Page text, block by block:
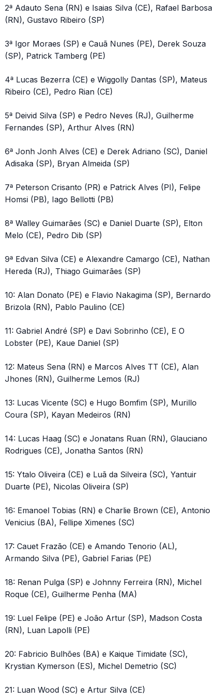
2ª Adauto Sena (RN) e Isaias Silva (CE), Rafael Barbosa
(RN), Gustavo Ribeiro (SP)
3ª Igor Moraes (SP) e Cauã Nunes (PE), Derek Souza
(SP), Patrick Tamberg (PE)
4ª Lucas Bezerra (CE) e Wiggolly Dantas (SP), Mateus
Ribeiro (CE), Pedro Rian (CE)
5ª Deivid Silva (SP) e Pedro Neves (RJ), Guilherme
Fernandes (SP), Arthur Alves (RN)
6ª Jonh Jonh Alves (CE) e Derek Adriano (SC), Daniel
Adisaka (SP), Bryan Almeida (SP)
7ª Peterson Crisanto (PR) e Patrick Alves (PI), Felipe
Homsi (PB), Iago Bellotti (PB)
8ª Walley Guimarães (SC) e Daniel Duarte (SP), Elton
Melo (CE), Pedro Dib (SP)
9ª Edvan Silva (CE) e Alexandre Camargo (CE), Nathan
Hereda (RJ), Thiago Guimarães (SP)
10: Alan Donato (PE) e Flavio Nakagima (SP), Bernardo
Brizola (RN), Pablo Paulino (CE)
11: Gabriel André (SP) e Davi Sobrinho (CE), E O
Lobster (PE), Kaue Daniel (SP)
12: Mateus Sena (RN) e Marcos Alves TT (CE), Alan
Jhones (RN), Guilherme Lemos (RJ)
13: Lucas Vicente (SC) e Hugo Bomfim (SP), Murillo
Coura (SP), Kayan Medeiros (RN)
14: Lucas Haag (SC) e Jonatans Ruan (RN), Glauciano
Rodrigues (CE), Jonatha Santos (RN)
15: Ytalo Oliveira (CE) e Luã da Silveira (SC), Yantuir
Duarte (PE), Nicolas Oliveira (SP)
16: Emanoel Tobias (RN) e Charlie Brown (CE), Antonio
Venicius (BA), Fellipe Ximenes (SC)
17: Cauet Frazão (CE) e Amando Tenorio (AL),
Armando Silva (PE), Gabriel Farias (PE)
18: Renan Pulga (SP) e Johnny Ferreira (RN), Michel
Roque (CE), Guilherme Penha (MA)
19: Luel Felipe (PE) e João Artur (SP), Madson Costa
(RN), Luan Lapolli (PE)
20: Fabricio Bulhões (BA) e Kaique Timidate (SC),
Krystian Kymerson (ES), Michel Demetrio (SC)
21: Luan Wood (SC) e Artur Silva (CE)